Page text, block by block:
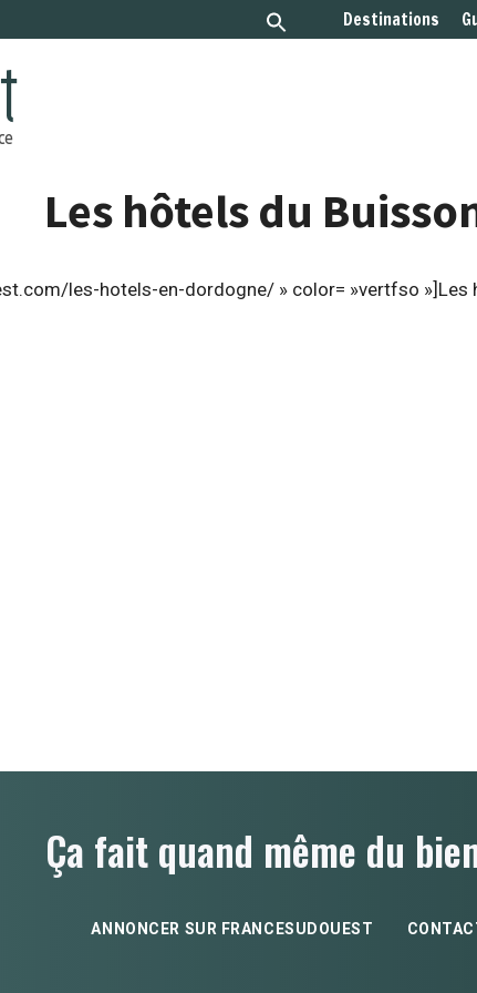
Destinations
Les hôtels du
les-hotels-en-dordogne/ » color= »vertfso »]Les
Ça fait quand même du
ANNONCER SUR FRANCESUDOUEST